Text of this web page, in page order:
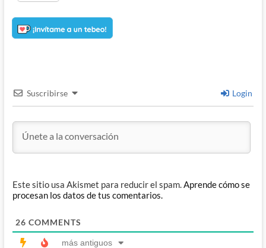
Suscribirse Login
Este sitio usa Akismet para reducir el spam.Aprende cómo se
procesan los datos de tus comentarios.
26 COMMENTS
más antiguos